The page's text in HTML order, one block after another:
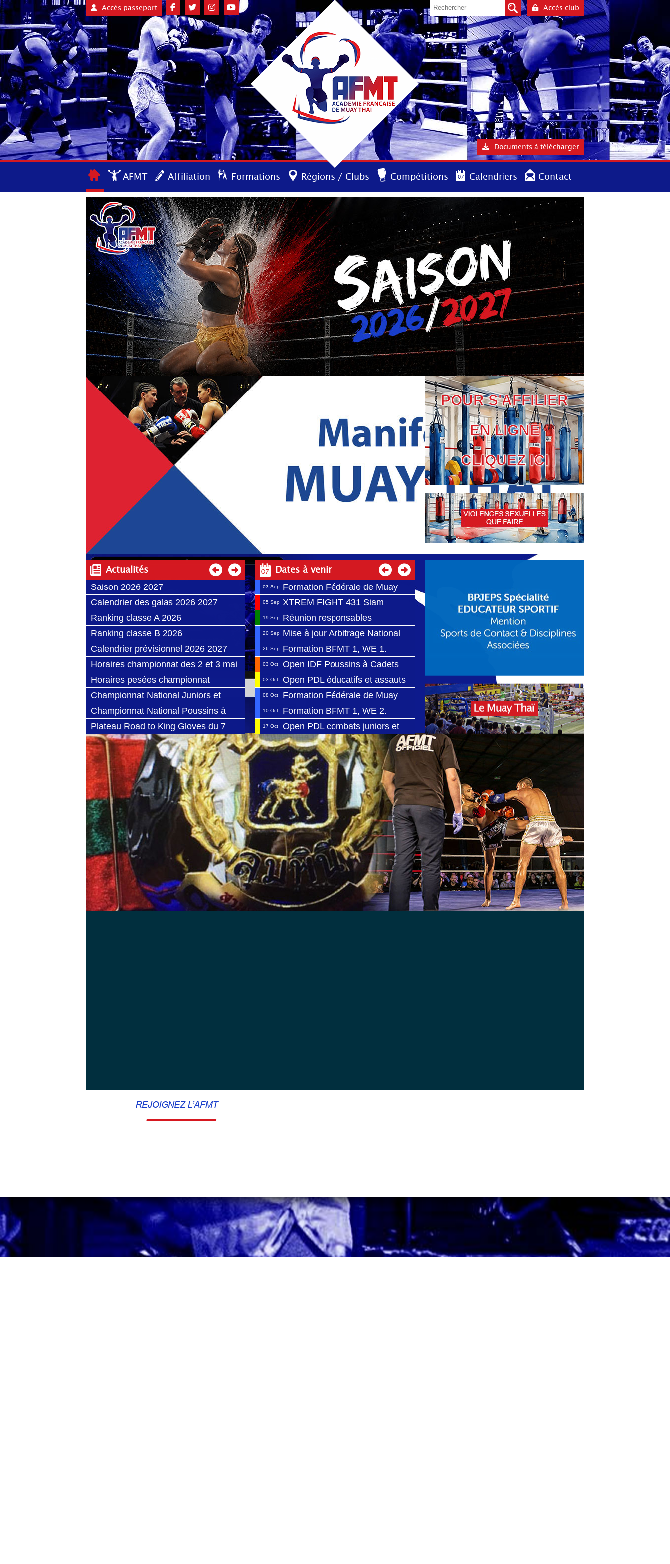
Accès passeport Accès club
Documents à télécharger
AFMT Affiliation Formations Régions / Clubs Compétitions Calendriers Contact
Bienvenue à l'Académie Française de Muay Thaï,
A tous ceux qui désirent un changement radical des principes d'administration de notre
discipline, je demande de venir se joindre à nous, sans crainte ni calcul des risques encourus.
Grand temps est venu de se réunir tous ensemble autour de l'AFMT et de réagir en
"combattants", en amoureux de notre sport qui nous est cher et dont nous savons avoir besoin
comme d'une béquille pour avancer.
L'AFMT est aujourd’hui le seul regroupement d'associations 100% Muay et qui mieux que
nous peut développer cette belle discipline, tout en préservant notre identité.
Voilà pourquoi il est nécessaire, vital même! de venir nous rejoindre, l'AFMT s'engage à
œuvrer dans une totale transparence et pour le seul bien de notre discipline et de ses
pratiquants.
L'affiliation pour la saison 2025/2026 est à 150€. Le prix des licences compétiteurs/encadrants
est de 32 euros jusqu'à 12 ans et ensuite à 37 euros. Les licences loisirs sont à 21€. Les
licences Classe A sont à 60€. Les licences Classe B sont à 50€.
POUR S'AFFILIER
EN LIGNE
CLIQUEZ ICI
Actualités
Saison 2026 2027
Calendrier des galas 2026 2027
Ranking classe A 2026
Ranking classe B 2026
Calendrier prévisionnel 2026 2027
Horaires championnat des 2 et 3 mai
2026
Horaires pesées championnat
Poussins à Cadets 2026
Championnat National Juniors et
Séniors D et C 2026
Championnat National Poussins à
Cadets
Plateau Road to King Gloves du 7
février 2026
Dates à venir
03 Sep
Formation Fédérale de Muay
Thaï BFMT1
05 Sep
XTREM FIGHT 431 Siam
Edition
19 Sep
Réunion responsables
technique et arbitrage
régionaux AFMT
20 Sep Mise à jour Arbitrage National
26 Sep Formation BFMT 1, WE 1.
03 Oct Open IDF Poussins à Cadets
03 Oct Open PDL éducatifs et assauts
08 Oct
Formation Fédérale de Muay
Thaï BFMT1
10 Oct Formation BFMT 1, WE 2.
17 Oct
Open PDL combats juniors et
séniors